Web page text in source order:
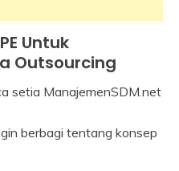
Untuk
Outsourcing
setia ManajemenSDM.net
berbagi tentang konsep